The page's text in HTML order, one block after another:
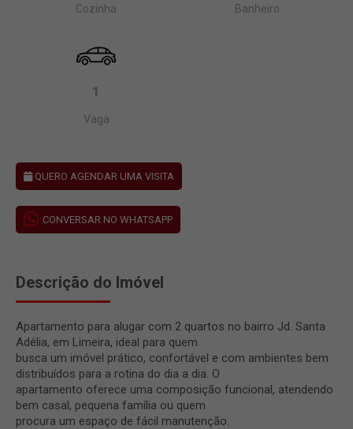
Cozinha Banheiro
1
Vaga
QUERO AGENDAR UMA VISITA
CONVERSAR NO WHATSAPP
Descrição do Imóvel
Apartamento para alugar com 2 quartos no bairro Jd. Santa
Adélia, em Limeira, ideal para quem
busca um imóvel prático, confortável e com ambientes bem
distribuídos para a rotina do dia a dia. O
apartamento oferece uma composição funcional, atendendo
bem casal, pequena família ou quem
procura um espaço de fácil manutenção.